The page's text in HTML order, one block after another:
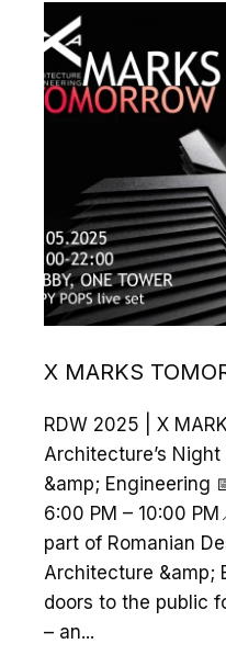
X MARKS
RDW 2025 | X
Architecture’s
&amp; Engineering
6:00 PM – 10:00
part of Romanian
Architecture &amp;
doors to the public
– an...